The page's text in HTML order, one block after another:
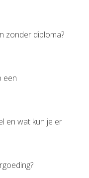
zonder diploma?
een
en wat kun je er